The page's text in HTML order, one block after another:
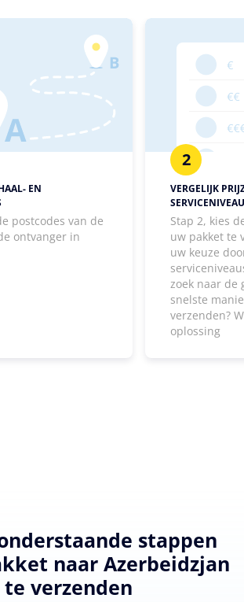
EN
postcodes van de
ontvanger in
2
VERGELIJK
Stap 2, kies
uw pakket te
uw keuze
zoek naar de
snelste
verzenden?
oplossing
stappen
naar Azerbeidzjan
te verzenden